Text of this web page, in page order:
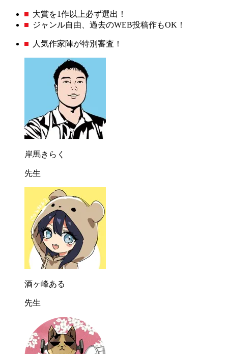
大賞を1作以上必ず選出！
ジャンル自由、過去のWEB投稿作もOK！
人気作家陣が特別審査！
岸馬きらく
先生
酒ヶ峰ある
先生